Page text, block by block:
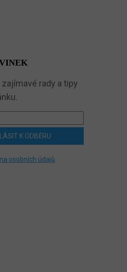
rady a tipy
K ODBĚRU
osobních údajů